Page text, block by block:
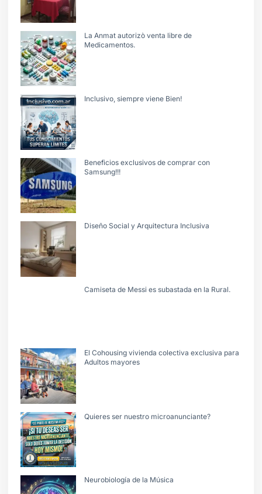
La Anmat autorizò venta libre de
Medicamentos.
Inclusivo, siempre viene Bien!
Beneficios exclusivos de comprar con
Samsung!!!
Diseño Social y Arquitectura Inclusiva
Camiseta de Messi es subastada en la Rural.
El Cohousing vivienda colectiva exclusiva para
Adultos mayores
Quieres ser nuestro microanunciante?
Neurobiología de la Música